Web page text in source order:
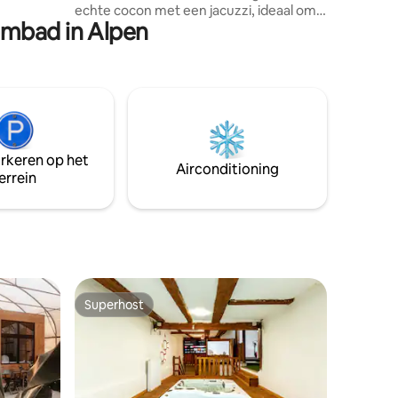
echte cocon met een jacuzzi, ideaal om
bij te tanken! Een magische plek aan de
ingang van het bos: een oude oliemolen
deze intieme en gezellige molen nodigt u
uit om te ontspannen. Als je van
authenticiteit en romantiek houdt, staat
de Premium Suite voor je klaar!
in Alpen
op het
Airconditioning
Superhost
Superhost